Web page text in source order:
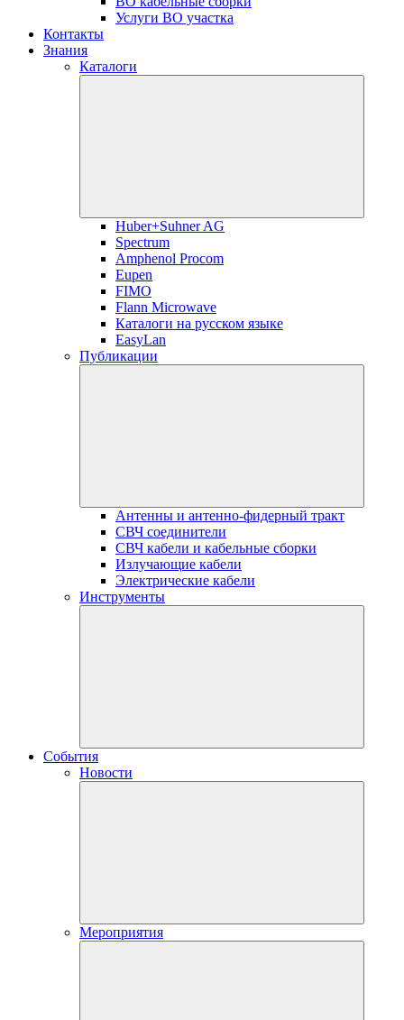
Услуги ВО участка
Контакты
Знания
Каталоги
Huber+Suhner AG
Spectrum
Amphenol Procom
Eupen
FIMO
Flann Microwave
Каталоги на русском языке
EasyLan
Публикации
Антенны и антенно-фидерный тракт
СВЧ соединители
СВЧ кабели и кабельные сборки
Излучающие кабели
Электрические кабели
Инструменты
События
Новости
Мероприятия